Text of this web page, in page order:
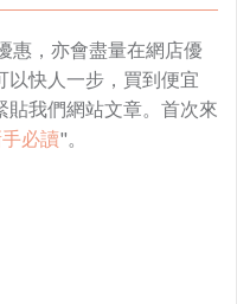
惠，亦會盡量在網店優
以快人一步，買到便宜
貼我們網站文章。首次來
必讀"。